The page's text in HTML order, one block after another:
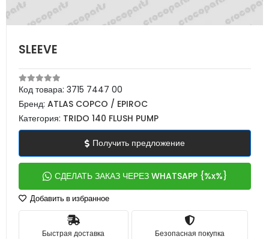
SLEEVE
Код товара: 3715 7447 00
Бренд: ATLAS COPCO / EPIROC
Категория: TRIDO 140 FLUSH PUMP
Получить предложение
СДЕЛАТЬ ЗАКАЗ ЧЕРЕЗ WHATSAPP {%x%}
Добавить в избранное
Быстрая доставка Безопасная покупка